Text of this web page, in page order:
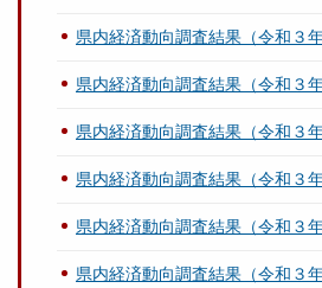
県内経済動向調査結果（令和３年
県内経済動向調査結果（令和３年
県内経済動向調査結果（令和３年
県内経済動向調査結果（令和３年
県内経済動向調査結果（令和３年
県内経済動向調査結果（令和３年